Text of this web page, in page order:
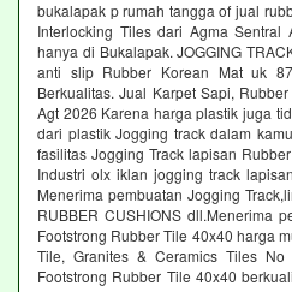
bukalapak p rumah tangga of jual
Interlocking Tiles dari Agma Sentral
hanya di Bukalapak. JOGGING
anti slip Rubber Korean Mat uk
Berkualitas. Jual Karpet Sapi,
Agt 2026 Karena harga plastik juga
dari plastik Jogging track dalam
fasilitas Jogging Track lapisan
Industri olx iklan jogging track
Menerima pembuatan Jogging
RUBBER CUSHIONS dll.Menerima
Footstrong Rubber Tile 40x40 harga
Tile, Granites & Ceramics Tiles No
Footstrong Rubber Tile 40x40